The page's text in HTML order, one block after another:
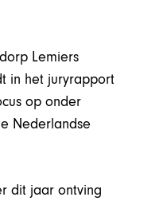
Lemiers
in het juryrapport
op onder
Nederlandse
dit jaar ontving